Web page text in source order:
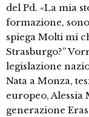
del Pd. «La mia
formazione,
spiega Molti mi
Strasburgo?”
legislazione
Nata a Monza,
europeo, Alessia
generazione